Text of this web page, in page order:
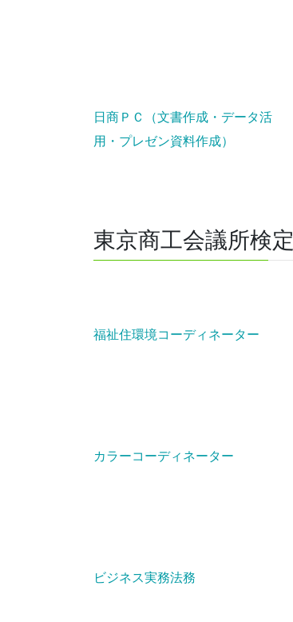
日商ＰＣ（文書作成・データ活
用・プレゼン資料作成）
東京商工会議所検定
福祉住環境コーディネーター
カラーコーディネーター
ビジネス実務法務